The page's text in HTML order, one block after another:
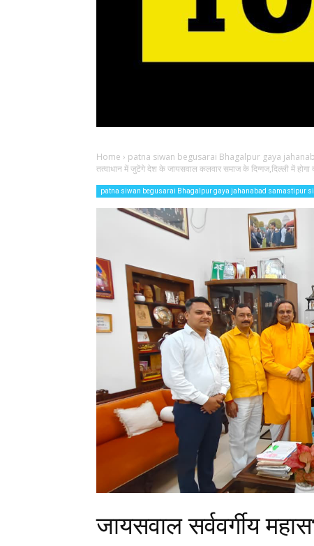
Home › patna siwan begusarai Bhagalpur gaya
तत्वाधान में जुटेंगे देश के जायसवाल कलवार समाज के दिग्गज,दिल्ली में होगा
patna siwan begusarai Bhagalpur gaya jahanabad samastipur
जायसवाल सर्ववर्गीय